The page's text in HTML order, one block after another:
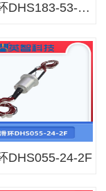
关节滑环DHS183-53-1S
DHS055-24-2F